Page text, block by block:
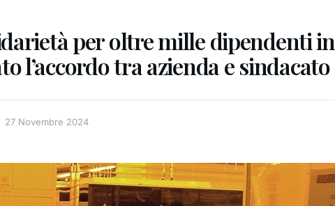
per oltre mille dipendenti in
l’accordo tra azienda e sindacato
27 Novembre 2024